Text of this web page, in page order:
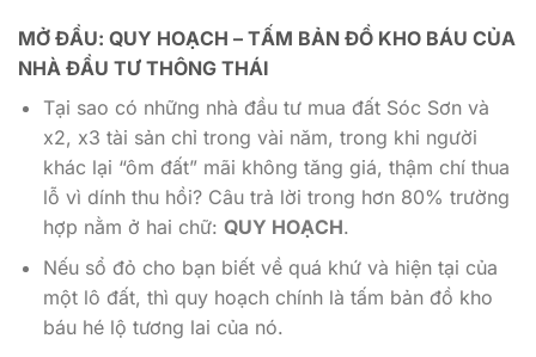
MỞ ĐẦU: QUY HOẠCH – TẤM BẢN ĐỒ KHO BÁU CỦA
NHÀ ĐẦU TƯ THÔNG THÁI
Tại sao có những nhà đầu tư mua đất Sóc Sơn và
x2, x3 tài sản chỉ trong vài năm, trong khi người
khác lại “ôm đất” mãi không tăng giá, thậm chí thua
lỗ vì dính thu hồi? Câu trả lời trong hơn 80% trường
hợp nằm ở hai chữ: QUY HOẠCH.
Nếu sổ đỏ cho bạn biết về quá khứ và hiện tại của
một lô đất, thì quy hoạch chính là tấm bản đồ kho
báu hé lộ tương lai của nó.